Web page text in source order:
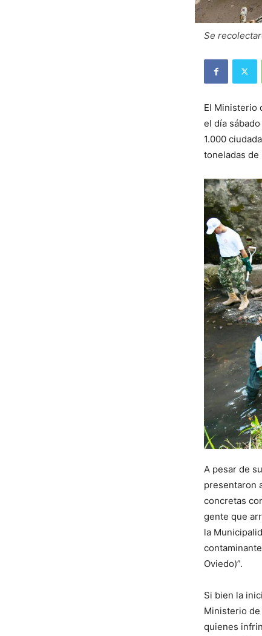
Se
El Ministerio
el día
1.000
toneladas de
A pesar de
presentaron
concretas
gente que
la
Oviedo)”.
Si bien la
Ministerio
quienes